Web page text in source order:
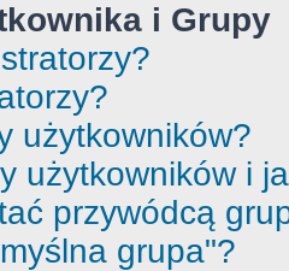
i Grupy
użytkowników?
użytkowników i
przywódcą
grupa"?